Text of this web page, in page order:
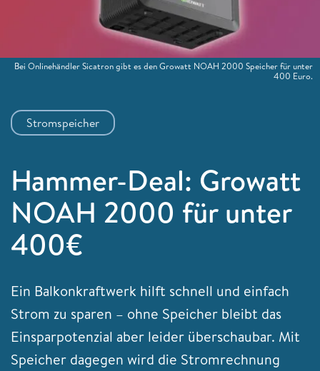
Stromspeicher
Hammer-Deal: Growatt
NOAH 2000 für unter
400€
Ein Balkonkraftwerk hilft schnell und einfach
Strom zu sparen – ohne Speicher bleibt das
Einsparpotenzial aber leider überschaubar. Mit
Speicher dagegen wird die Stromrechnung
Bei Onlinehändler Sicatron gibt es den Growatt NOAH 2000 Speicher für unter
400 Euro.